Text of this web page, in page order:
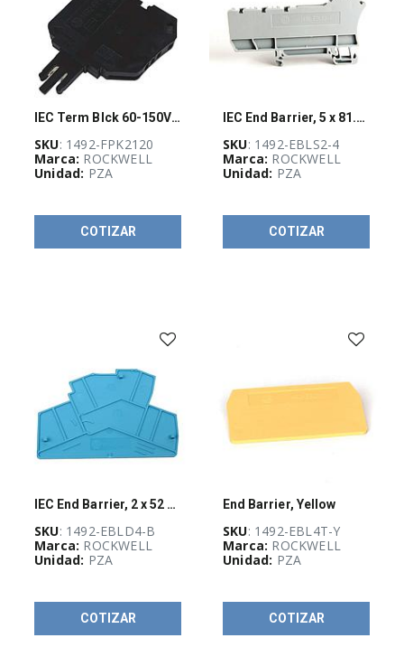
Disponibilidad
IEC Term Blck 60-150V Fuse Lever
SKU: 1492-FPK2120
Marca: ROCKWELL
Unidad: PZA
COTIZAR
IEC End Barrier, 5 x 81.5 x 45mm
SKU: 1492-EBLS2-4
Marca: ROCKWELL
Unidad: PZA
COTIZAR
IEC End Barrier, 2 x 52 x 76mm
SKU: 1492-EBLD4-B
Marca: ROCKWELL
Unidad: PZA
COTIZAR
End Barrier, Yellow
SKU: 1492-EBL4T-Y
Marca: ROCKWELL
Unidad: PZA
COTIZAR